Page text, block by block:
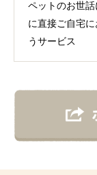
ペットのお世
に直接ご自宅
うサービス